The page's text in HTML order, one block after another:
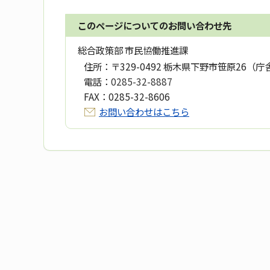
このページについてのお問い合わせ先
総合政策部 市民協働推進課
住所： 〒329-0492 栃木県下野市笹原26（庁
電話： 0285-32-8887
FAX： 0285-32-8606
お問い合わせはこちら